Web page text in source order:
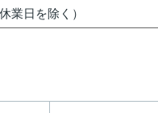
業日を除く）